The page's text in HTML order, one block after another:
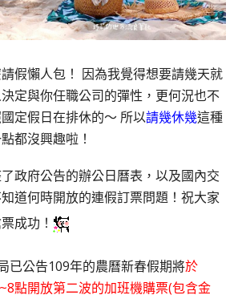
假懶人包！ 因為我覺得想要請幾天就
定與你任職公司的彈性，更何況也不
定假日在排休的～ 所以請幾休幾這種
都沒興趣啦！
政府公告的辦公日曆表，以及國內交
道何時開放的連假訂票問題！祝大家
成功！
已公告109年的農曆新春假期將於
點開放第二波的加班機購票(包含金